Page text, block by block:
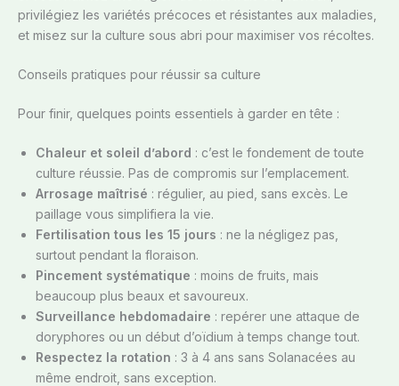
privilégiez les variétés précoces et résistantes aux maladies,
et misez sur la culture sous abri pour maximiser vos récoltes.
Conseils pratiques pour réussir sa culture
Pour finir, quelques points essentiels à garder en tête :
Chaleur et soleil d’abord : c’est le fondement de toute
culture réussie. Pas de compromis sur l’emplacement.
Arrosage maîtrisé : régulier, au pied, sans excès. Le
paillage vous simplifiera la vie.
Fertilisation tous les 15 jours : ne la négligez pas,
surtout pendant la floraison.
Pincement systématique : moins de fruits, mais
beaucoup plus beaux et savoureux.
Surveillance hebdomadaire : repérer une attaque de
doryphores ou un début d’oïdium à temps change tout.
Respectez la rotation : 3 à 4 ans sans Solanacées au
même endroit, sans exception.